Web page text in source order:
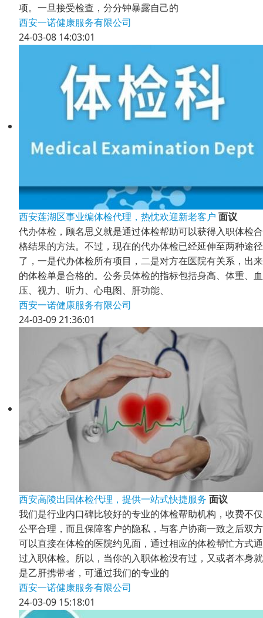
项。一旦接受检查，分分钟暴露自己的
西安一诺健康服务有限公司
24-03-08 14:03:01
西安莲湖区事业编体检代理，热忱欢迎新老客户 面议
代办体检，顾名思义就是通过体检帮助可以获得入职体检合
格结果的方法。不过，现在的代办体检已经延伸至两种途径
了，一是代办体检所有项目，二是对方在医院有关系，出来
的体检单是合格的。公务员体检的指标包括身高、体重、血
压、视力、听力、心电图、肝功能、
西安一诺健康服务有限公司
24-03-09 21:36:01
西安高陵出国体检代理，提供一站式快捷服务 面议
我们是行业内口碑比较好的专业的体检帮助机构，收费不仅
公平合理，而且保障客户的隐私，与客户协商一致之后双方
可以直接在体检的医院约见面，通过相应的体检帮忙方式通
过入职体检。所以，当你的入职体检没有过，又或者本身就
是乙肝携带者，可通过我们的专业的
西安一诺健康服务有限公司
24-03-09 15:18:01